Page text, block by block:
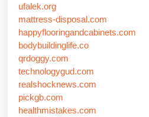
ufalek.org
mattress-disposal.com
happyflooringandcabinets.com
bodybuildinglife.co
qrdoggy.com
technologygud.com
realshocknews.com
pickgb.com
healthmistakes.com